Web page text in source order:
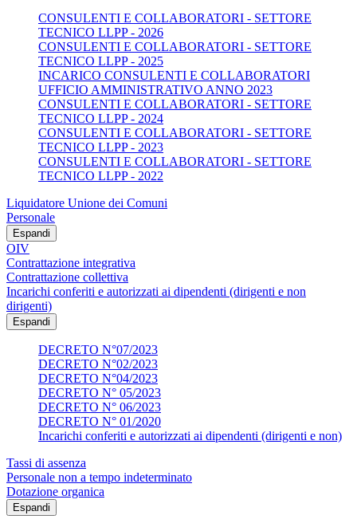
CONSULENTI E COLLABORATORI - SETTORE
TECNICO LLPP - 2026
CONSULENTI E COLLABORATORI - SETTORE
TECNICO LLPP - 2025
INCARICO CONSULENTI E COLLABORATORI
UFFICIO AMMINISTRATIVO ANNO 2023
CONSULENTI E COLLABORATORI - SETTORE
TECNICO LLPP - 2024
CONSULENTI E COLLABORATORI - SETTORE
TECNICO LLPP - 2023
CONSULENTI E COLLABORATORI - SETTORE
TECNICO LLPP - 2022
Liquidatore Unione dei Comuni
Personale
Espandi
OIV
Contrattazione integrativa
Contrattazione collettiva
Incarichi conferiti e autorizzati ai dipendenti (dirigenti e non
dirigenti)
Espandi
DECRETO N°07/2023
DECRETO N°02/2023
DECRETO N°04/2023
DECRETO N° 05/2023
DECRETO N° 06/2023
DECRETO N° 01/2020
Incarichi conferiti e autorizzati ai dipendenti (dirigenti e non)
Tassi di assenza
Personale non a tempo indeterminato
Dotazione organica
Espandi